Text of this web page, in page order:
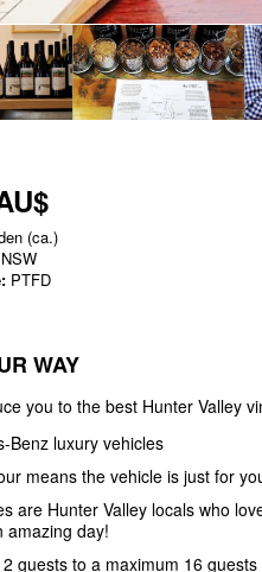
(ca.)
PTFD
WAY
you to the best Hunter Valley
Benz luxury vehicles
means the vehicle is just for
are Hunter Valley locals who
amazing day!
guests to a maximum 16